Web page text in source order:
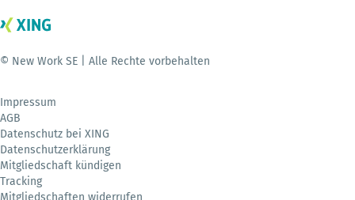
© New Work SE | Alle Rechte vorbehalten
Impressum
AGB
Datenschutz bei XING
Datenschutzerklärung
Mitgliedschaft kündigen
Tracking
Mitgliedschaften widerrufen